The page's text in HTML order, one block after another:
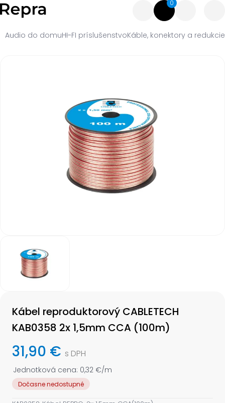
0
Audio do domuHI-FI príslušenstvoKáble, konektory a redukcie
Kábel reproduktorový CABLETECH
KAB0358 2x 1,5mm CCA (100m)
31,90 € s DPH
Jednotková cena: 0,32 €/m
Dočasne nedostupné